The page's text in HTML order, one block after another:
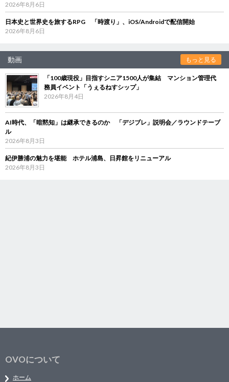
2026年8月6日
日本史と世界史を旅するRPG 「時渡り」、iOS/Androidで配信開始
2026年8月6日
動画 もっと見る
「100歳現役」目指すシニア1500人が集結 マンション管理代
務員イベント「うぇるねすシップ」
2026年8月4日
AI時代、「暗黙知」は継承できるのか 「デジブレ」説明会／ラウンドテーブ
ル
2026年8月3日
紀伊勝浦の魅力を堪能 ホテル浦島、日昇館をリニューアル
2026年8月3日
OVOについて
ホーム